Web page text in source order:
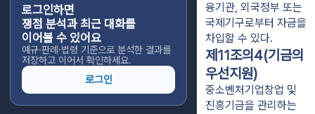
로그인하면
쟁점 분석과 최근 대화를
이어볼 수 있어요
예규·판례·법령 기준으로 분석한 결과를
저장하고 이어서 확인하세요.
로그인
융기관, 외국정부 또는
국제기구로부터 자금을
차입할 수 있다.
제11조의4(기금의
우선지원)
중소벤처기업창업 및
진흥기금을 관리하는